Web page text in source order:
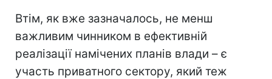
Втім, як вже зазначалось, не менш
важливим чинником в ефективній
реалізації намічених планів влади – є
участь приватного сектору, який теж